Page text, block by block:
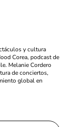
y cultura
Corea, podcast de
Melanie Cordero
de conciertos,
global en